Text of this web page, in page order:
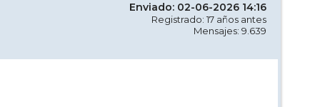
Enviado: 02-06-2026 14:16
Registrado: 17 años antes
Mensajes: 9.639